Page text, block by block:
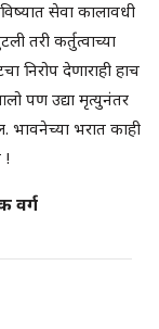
सेवा कालावधी
तरी कर्तुत्वाच्या
निरोप देणाराही हाच
पण उद्या मृत्युनंतर
भावनेच्या भरात काही
!
वर्ग